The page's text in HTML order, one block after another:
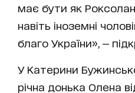
має бути як
навіть іноземні
благо України», —
У Катерини
річна донька Олена